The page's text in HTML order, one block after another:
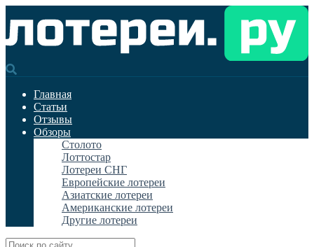
Главная
Статьи
Отзывы
Обзоры
Столото
Лоттостар
Лотереи СНГ
Европейские лотереи
Азиатские лотереи
Американские лотереи
Другие лотереи